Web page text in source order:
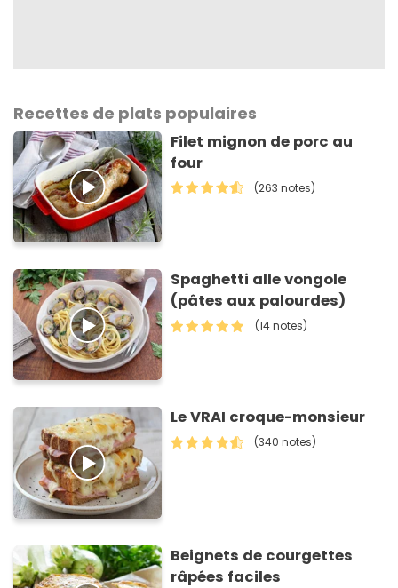
Recettes de plats populaires
Filet mignon de porc au
four
(263 notes)
Spaghetti alle vongole
(pâtes aux palourdes)
(14 notes)
Le VRAI croque-monsieur
(340 notes)
Beignets de courgettes
râpées faciles